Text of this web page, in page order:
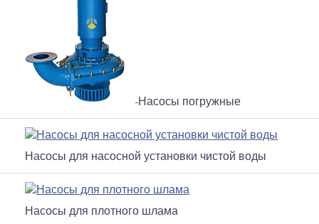
Насосы погружные
Насосы для насосной установки чистой воды
Насосы для плотного шлама